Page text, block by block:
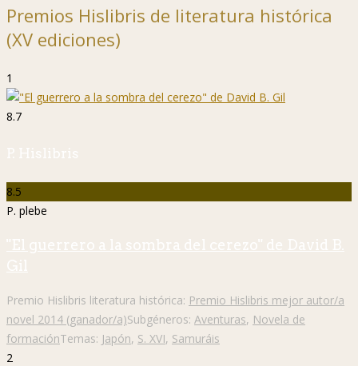
Premios Hislibris de literatura histórica
(XV ediciones)
1
8.7
P. Hislibris
8.5
P. plebe
"El guerrero a la sombra del cerezo" de David B.
Gil
Premio Hislibris literatura histórica: Premio Hislibris mejor autor/a
novel 2014 (ganador/a)Subgéneros: Aventuras, Novela de
formaciónTemas: Japón, S. XVI, Samuráis
2